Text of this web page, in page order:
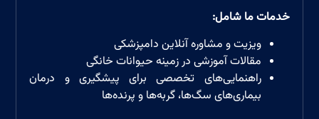
خدمات ما شامل:
ویزیت و مشاوره آنلاین دامپزشکی
مقالات آموزشی در زمینه حیوانات خانگی
راهنمایی‌های تخصصی برای پیشگیری و درمان
بیماری‌های سگ‌ها، گربه‌ها و پرند‌ه‌ها